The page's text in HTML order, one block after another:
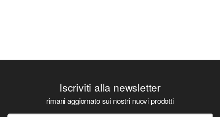
Iscriviti alla newsletter
rimani aggiornato sui nostri nuovi prodotti